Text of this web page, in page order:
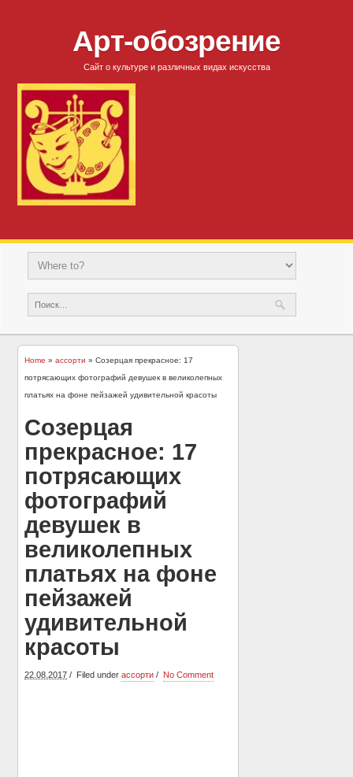
Арт-обозрение
Сайт о культуре и различных видах искусства
Home »ассорти » Созерцая прекрасное: 17
потрясающих фотографий девушек в великолепных
платьях на фоне пейзажей удивительной красоты
Созерцая
прекрасное: 17
потрясающих
фотографий
девушек в
великолепных
платьях на фоне
пейзажей
удивительной
красоты
22.08.2017 Filed underассорти No Comment